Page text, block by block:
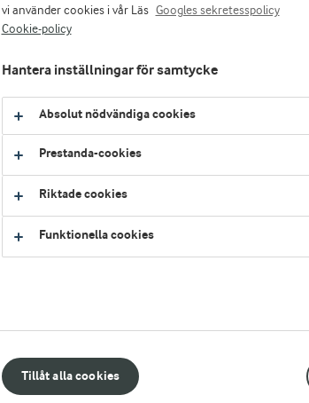
-
vi använder cookies i vår Läs Googles sekretesspolicy
Cookie-policy
Tillåt alla cookies
Hantera inställningar för samtycke
Absolut nödvändiga cookies
Prestanda-cookies
Riktade cookies
Funktionella cookies